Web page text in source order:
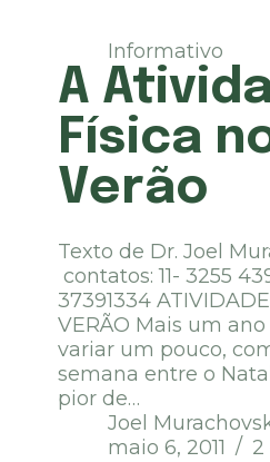
Informativo
A
Física
Verão
Texto de Dr. Joel
contatos: 11- 3255
37391334
VERÃO Mais um
variar um pouco,
semana entre o
pior de…
Joel
maio 6, 2011
2